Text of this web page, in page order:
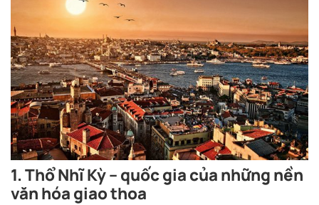
1. Thổ Nhĩ Kỳ – quốc gia của những nền
văn hóa giao thoa